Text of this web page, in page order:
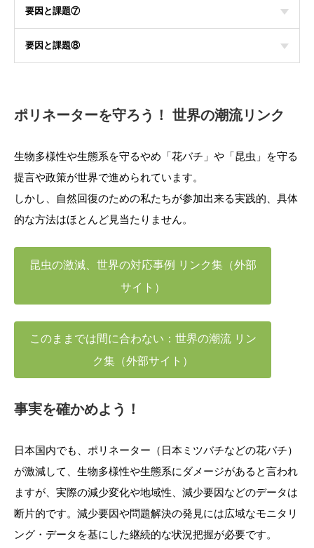
要因と課題⑦
要因と課題⑧
ポリネーターを守ろう！ 世界の潮流リンク
生物多様性や生態系を守るやめ「花バチ」や「昆虫」を守る
提言や政策が世界で進められています。
しかし、自然回復のための私たちが参加出来る実践的、具体
的な方法はほとんど見当たりません。
昆虫の激減、世界の対応事例 リンク集（外部
サイト）
このままでは間に合わない：世界の潮流 リン
ク集（外部サイト）
事実を確かめよう！
日本国内でも、ポリネーター（日本ミツバチなどの花バチ）
が激減して、生物多様性や生態系にダメージがあると言われ
ますが、実際の減少変化や地域性、減少要因などのデータは
断片的です。減少要因や問題解決の発見には広域なモニタリ
ング・データを基にした継続的な状況把握が必要です。